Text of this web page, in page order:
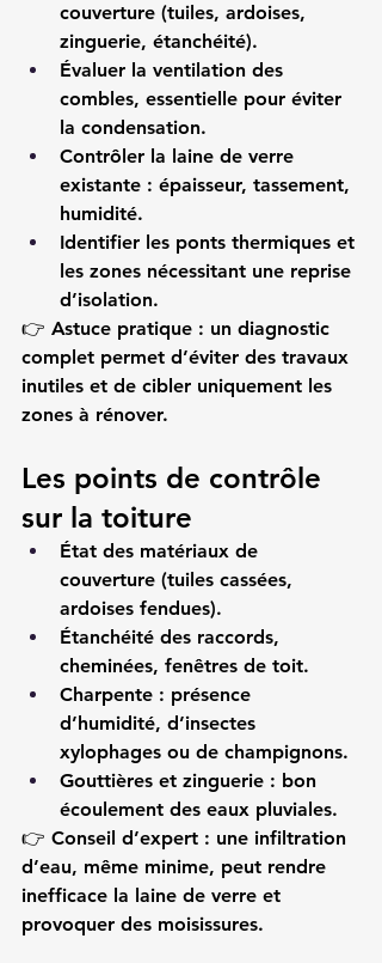
couverture (tuiles, ardoises,
zinguerie, étanchéité).
Évaluer la ventilation des
combles, essentielle pour éviter
la condensation.
Contrôler la laine de verre
existante : épaisseur, tassement,
humidité.
Identifier les ponts thermiques et
les zones nécessitant une reprise
d’isolation.
👉 Astuce pratique : un diagnostic
complet permet d’éviter des travaux
inutiles et de cibler uniquement les
zones à rénover.
Les points de contrôle
sur la toiture
État des matériaux de
couverture (tuiles cassées,
ardoises fendues).
Étanchéité des raccords,
cheminées, fenêtres de toit.
Charpente : présence
d’humidité, d’insectes
xylophages ou de champignons.
Gouttières et zinguerie : bon
écoulement des eaux pluviales.
👉 Conseil d’expert : une infiltration
d’eau, même minime, peut rendre
inefficace la laine de verre et
provoquer des moisissures.